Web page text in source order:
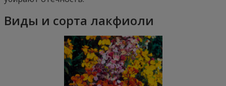
Виды и сорта лакфиоли